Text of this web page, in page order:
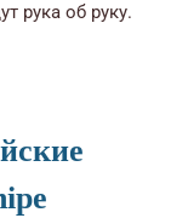
рука об руку.